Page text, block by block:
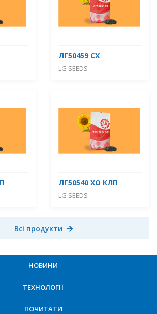
ЛГ50459 СХ
LG SEEDS
ЛГ50540 ХО КЛП
LG SEEDS
Всі продукти
НОВИНИ
ТЕХНОЛОГІЇ
ПОЧИТАТИ